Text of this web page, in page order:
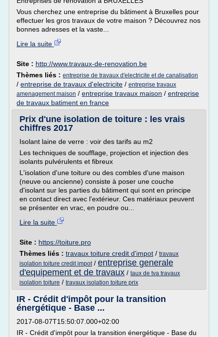
Vous cherchez une entreprise du bâtiment à Bruxelles pour
effectuer les gros travaux de votre maison ? Découvrez nos
bonnes adresses et la vaste...
Lire la suite
Site : http://www.travaux-de-renovation.be
Thèmes liés : entreprise de travaux d'electricite et de canalisation
/ entreprise de travaux d'electricite / entreprise travaux
amenagement maison / entreprise travaux maison / entreprise
de travaux batiment en france
Prix d'une isolation de toiture : les vrais
chiffres 2017
Isolant laine de verre : voir des tarifs au m2
Les techniques de soufflage, projection et injection des
isolants pulvérulents et fibreux
L'isolation d'une toiture ou des combles d'une maison
(neuve ou ancienne) consiste à poser une couche
d'isolant sur les parties du bâtiment qui sont en principe
en contact direct avec l'extérieur. Ces matériaux peuvent
se présenter en vrac, en poudre ou...
Lire la suite
Site : https://toiture.pro
Thèmes liés : travaux toiture credit d'impot / travaux
isolation toiture credit impot/ entreprise generale
d'equipement et de travaux / taux de tva travaux
isolation toiture / travaux isolation toiture prix
IR - Crédit d'impôt pour la transition
énergétique - Base ...
2017-08-07T15:50:07.000+02:00
IR - Crédit d'impôt pour la transition énergétique - Base du